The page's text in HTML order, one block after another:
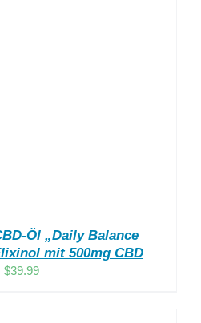
Öl „Daily Balance
mit 500mg CBD
$39.99